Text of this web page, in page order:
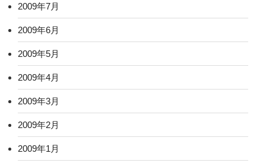
2009年7月
2009年6月
2009年5月
2009年4月
2009年3月
2009年2月
2009年1月